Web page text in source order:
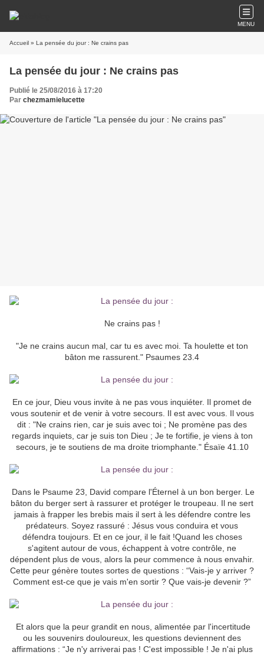
MENU
Accueil » La pensée du jour : Ne crains pas
La pensée du jour : Ne crains pas
Publié le 25/08/2016 à 17:20
Par chezmamielucette
Ne crains pas !
"Je ne crains aucun mal, car tu es avec moi. Ta houlette et ton
bâton me rassurent." Psaumes 23.4
En ce jour, Dieu vous invite à ne pas vous inquiéter. Il promet de
vous soutenir et de venir à votre secours. Il est avec vous. Il vous
dit : "Ne crains rien, car je suis avec toi ; Ne promène pas des
regards inquiets, car je suis ton Dieu ; Je te fortifie, je viens à ton
secours, je te soutiens de ma droite triomphante." Ésaïe 41.10
Dans le Psaume 23, David compare l'Éternel à un bon berger. Le
bâton du berger sert à rassurer et protéger le troupeau. Il ne sert
jamais à frapper les brebis mais il sert à les défendre contre les
prédateurs. Soyez rassuré : Jésus vous conduira et vous
défendra toujours. Et en ce jour, il le fait !Quand les choses
s'agitent autour de vous, échappent à votre contrôle, ne
dépendent plus de vous, alors la peur commence à nous envahir.
Cette peur génère toutes sortes de questions : “Vais-je y arriver ?
Comment est-ce que je vais m'en sortir ? Que vais-je devenir ?”
Et alors que la peur grandit en nous, alimentée par l'incertitude
ou les souvenirs douloureux, les questions deviennent des
affirmations : “Je n'y arriverai pas ! C'est impossible ! Je n'ai plus